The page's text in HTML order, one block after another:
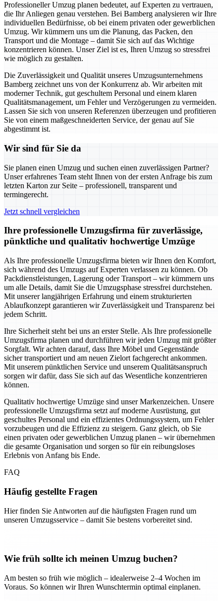
Professioneller Umzug planen bedeutet, auf Experten zu vertrauen,
die Ihr Anliegen genau verstehen. Bei Bamberg analysieren wir Ihre
individuellen Bedürfnisse, ob bei einem privaten oder gewerblichen
Umzug. Wir kümmern uns um die Planung, das Packen, den
Transport und die Montage – damit Sie sich auf das Wichtige
konzentrieren können. Unser Ziel ist es, Ihren Umzug so stressfrei
wie möglich zu gestalten.
Die Zuverlässigkeit und Qualität unseres Umzugsunternehmens
Bamberg zeichnet uns von der Konkurrenz ab. Wir arbeiten mit
moderner Technik, gut geschultem Personal und einem klaren
Qualitätsmanagement, um Fehler und Verzögerungen zu vermeiden.
Lassen Sie sich von unseren Referenzen überzeugen und profitieren
Sie von einem maßgeschneiderten Service, der genau auf Sie
abgestimmt ist.
Wir sind für Sie da
Sie planen einen Umzug und suchen einen zuverlässigen Partner?
Unser erfahrenes Team steht Ihnen von der ersten Anfrage bis zum
letzten Karton zur Seite – professionell, transparent und
termingerecht.
Jetzt schnell vergleichen
Ihre professionelle Umzugsfirma für zuverlässige,
pünktliche und qualitativ hochwertige Umzüge
Als Ihre professionelle Umzugsfirma bieten wir Ihnen den Komfort,
sich während des Umzugs auf Experten verlassen zu können. Ob
Packdienstleistungen, Lagerung oder Transport – wir kümmern uns
um alle Details, damit Sie die Umzugsphase stressfrei durchstehen.
Mit unserer langjährigen Erfahrung und einem strukturierten
Ablaufkonzept garantieren wir Zuverlässigkeit und Transparenz bei
jedem Schritt.
Ihre Sicherheit steht bei uns an erster Stelle. Als Ihre professionelle
Umzugsfirma planen und durchführen wir jeden Umzug mit größter
Sorgfalt. Wir achten darauf, dass Ihre Möbel und Gegenstände
sicher transportiert und am neuen Zielort fachgerecht ankommen.
Mit unserem pünktlichen Service und unserem Qualitätsanspruch
sorgen wir dafür, dass Sie sich auf das Wesentliche konzentrieren
können.
Qualitativ hochwertige Umzüge sind unser Markenzeichen. Unsere
professionelle Umzugsfirma setzt auf moderne Ausrüstung, gut
geschultes Personal und ein effizientes Ordnungssystem, um Fehler
vorzubeugen und die Effizienz zu steigern. Ganz gleich, ob Sie
einen privaten oder gewerblichen Umzug planen – wir übernehmen
die gesamte Organisation und sorgen so für ein reibungsloses
Erlebnis von Anfang bis Ende.
FAQ
Häufig gestellte Fragen
Hier finden Sie Antworten auf die häufigsten Fragen rund um
unseren Umzugsservice – damit Sie bestens vorbereitet sind.
Wie früh sollte ich meinen Umzug buchen?
Am besten so früh wie möglich – idealerweise 2–4 Wochen im
Voraus. So können wir Ihren Wunschtermin optimal einplanen.